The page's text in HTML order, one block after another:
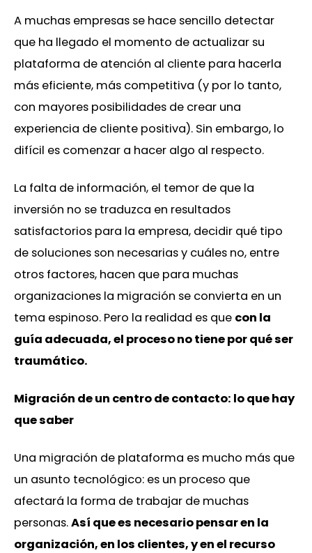
A muchas empresas se hace sencillo detectar
que ha llegado el momento de actualizar su
plataforma de atención al cliente para hacerla
más eficiente, más competitiva (y por lo tanto,
con mayores posibilidades de crear una
experiencia de cliente positiva). Sin embargo, lo
difícil es comenzar a hacer algo al respecto.
La falta de información, el temor de que la
inversión no se traduzca en resultados
satisfactorios para la empresa, decidir qué tipo
de soluciones son necesarias y cuáles no, entre
otros factores, hacen que para muchas
organizaciones la migración se convierta en un
tema espinoso. Pero la realidad es que con la
guía adecuada, el proceso no tiene por qué ser
traumático.
Migración de un centro de contacto: lo que hay
que saber
Una migración de plataforma es mucho más que
un asunto tecnológico: es un proceso que
afectará la forma de trabajar de muchas
personas.Así que es necesario pensar en la
organización, en los clientes, y en el recurso